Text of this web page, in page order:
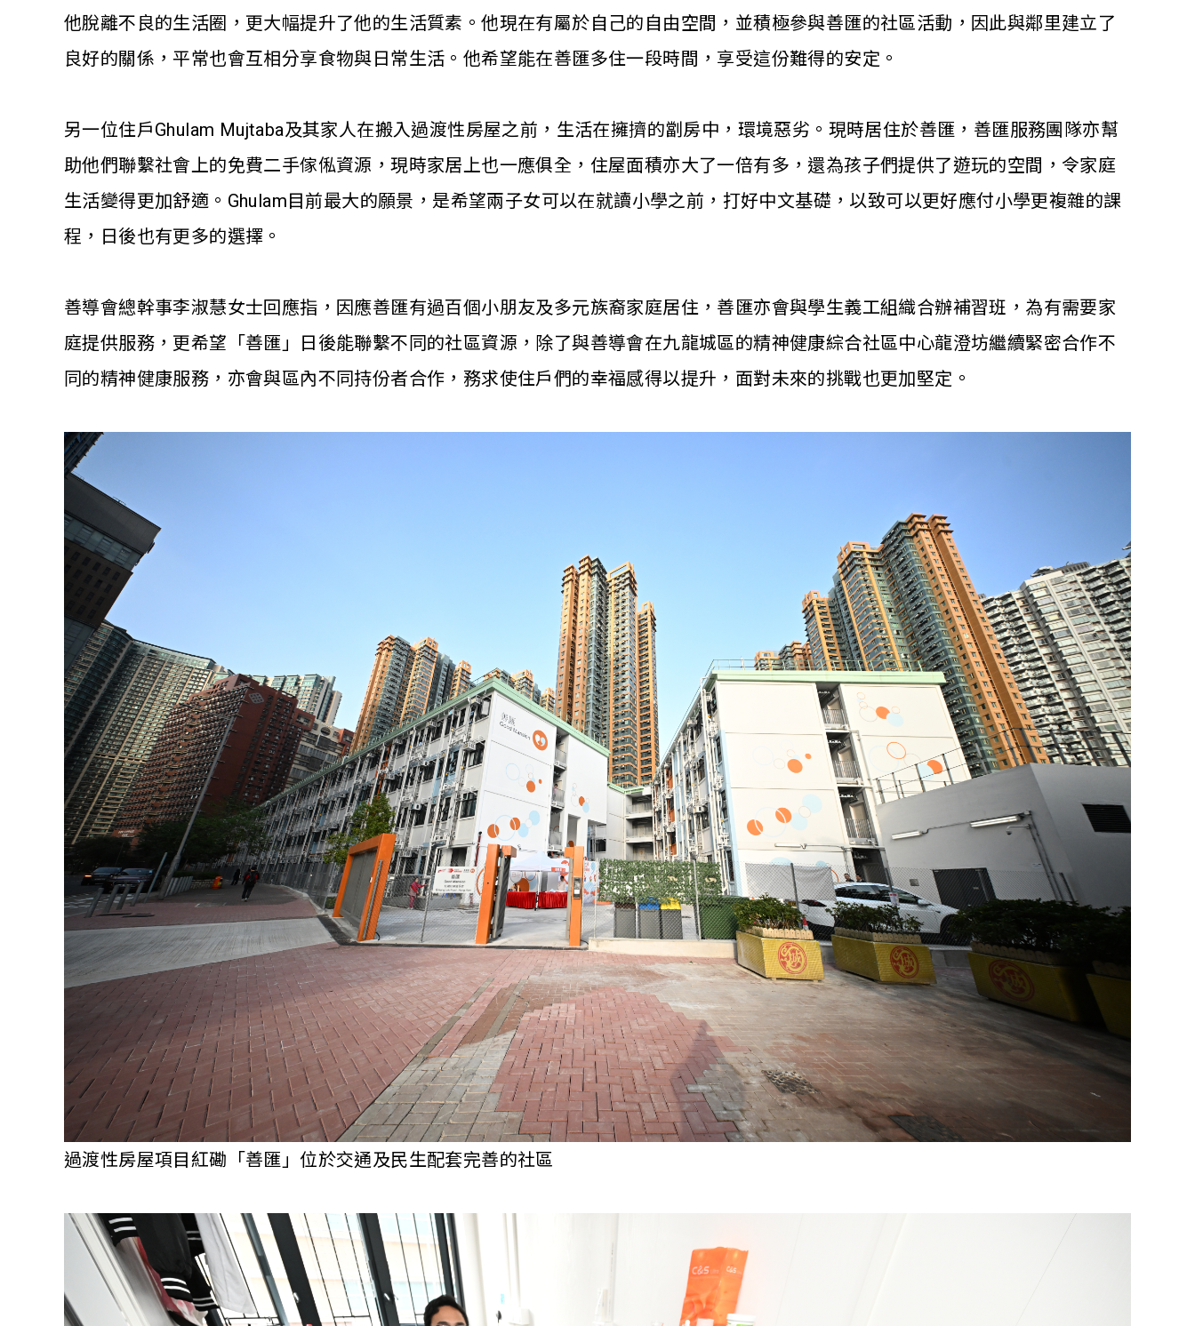
他脫離不良的生活圈，更大幅提升了他的生活質素。他現在有屬於自己的自由空間，並積極參與善匯的社區活動，因此與鄰里建立了
良好的關係，平常也會互相分享食物與日常生活。他希望能在善匯多住一段時間，享受這份難得的安定。
另一位住戶Ghulam Mujtaba及其家人在搬入過渡性房屋之前，生活在擁擠的劏房中，環境惡劣。現時居住於善匯，善匯服務團隊亦幫
助他們聯繫社會上的免費二手傢俬資源，現時家居上也一應俱全，住屋面積亦大了一倍有多，還為孩子們提供了遊玩的空間，令家庭
生活變得更加舒適。Ghulam目前最大的願景，是希望兩子女可以在就讀小學之前，打好中文基礎，以致可以更好應付小學更複雜的課
程，日後也有更多的選擇。
善導會總幹事李淑慧女士回應指，因應善匯有過百個小朋友及多元族裔家庭居住，善匯亦會與學生義工組織合辦補習班，為有需要家
庭提供服務，更希望「善匯」日後能聯繫不同的社區資源，除了與善導會在九龍城區的精神健康綜合社區中心龍澄坊繼續緊密合作不
同的精神健康服務，亦會與區內不同持份者合作，務求使住戶們的幸福感得以提升，面對未來的挑戰也更加堅定。
過渡性房屋項目紅磡「善匯」位於交通及民生配套完善的社區